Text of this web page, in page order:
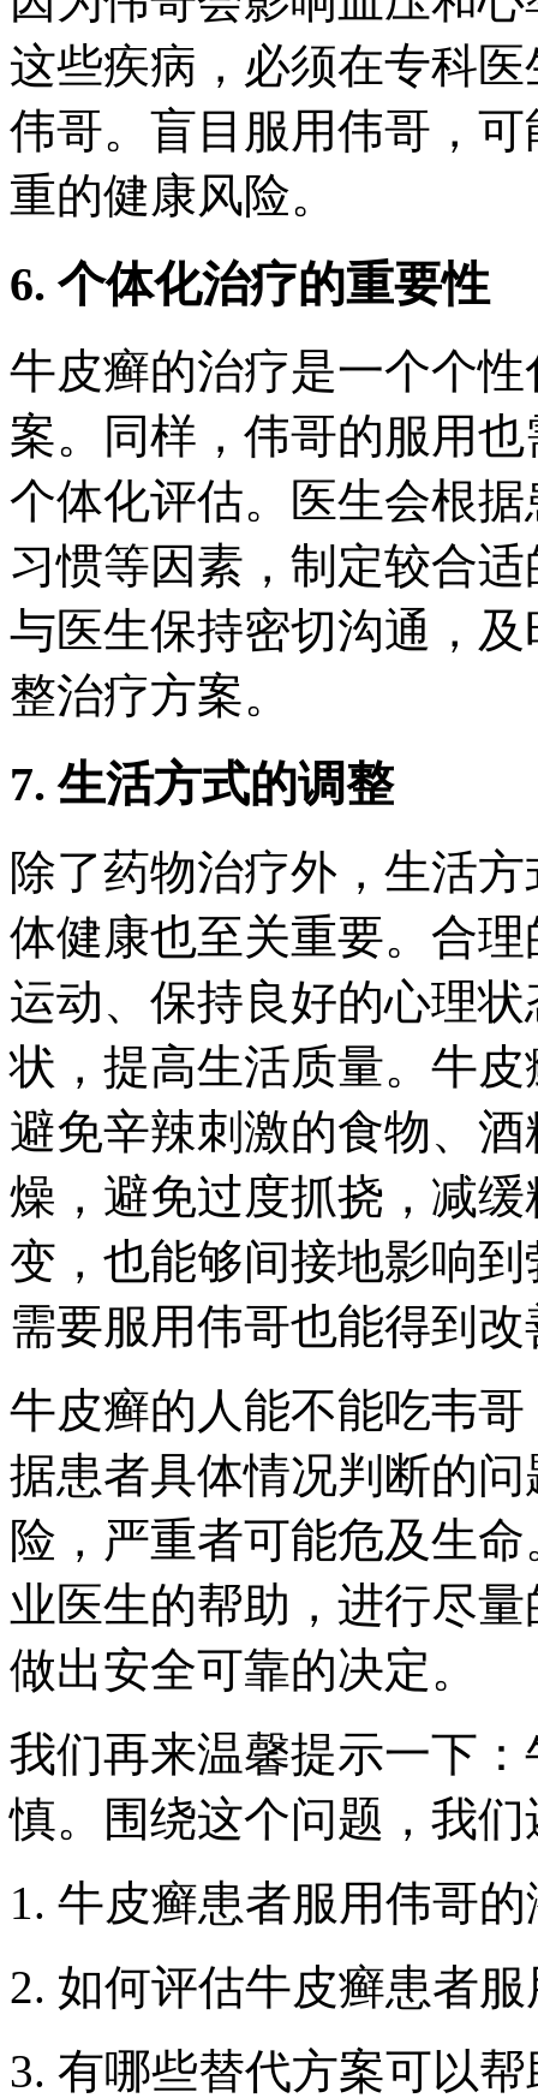
这些疾病，必须在专科
伟哥。盲目服用伟哥，
重的健康风险。
6. 个体化治疗的重要性
牛皮癣的治疗是一个个
案。同样，伟哥的服用
个体化评估。医生会根
习惯等因素，制定较合
与医生保持密切沟通，
整治疗方案。
7. 生活方式的调整
除了药物治疗外，生活
体健康也至关重要。合
运动、保持良好的心理
状，提高生活质量。牛
避免辛辣刺激的食物、
燥，避免过度抓挠，减
变，也能够间接地影响
需要服用伟哥也能得到改
牛皮癣的人能不能吃韦
据患者具体情况判断的
险，严重者可能危及生
业医生的帮助，进行尽
做出安全可靠的决定。
我们再来温馨提示一下
慎。围绕这个问题，我
1. 牛皮癣患者服用伟哥
2. 如何评估牛皮癣患者
3. 有哪些替代方案可以